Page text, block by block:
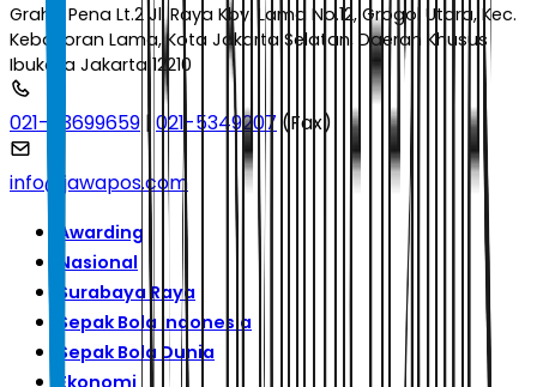
Graha Pena Lt.2 Jl. Raya Kby. Lama No.12, Grogol Utara, Kec.
Kebayoran Lama, Kota Jakarta Selatan, Daerah Khusus
Ibukota Jakarta 12210
021-53699659 | 021-5349207 (Fax)
info@jawapos.com
Awarding
Nasional
Surabaya Raya
Sepak Bola Indonesia
Sepak Bola Dunia
Ekonomi